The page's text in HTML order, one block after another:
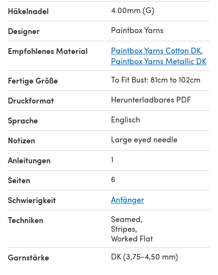
Häkelnadel 4.00mm (G)
Designer Paintbox Yarns
Empfohlenes Material Paintbox Yarns Cotton DK,
Paintbox Yarns Metallic DK
Fertige Größe To Fit Bust: 81cm to 102cm
Druckformat Herunterladbares PDF
Sprache Englisch
Notizen Large eyed needle
Anleitungen 1
Seiten 6
Schwierigkeit Anfänger
Techniken Seamed,
Stripes,
Worked Flat
Garnstärke DK (3,75-4,50 mm)